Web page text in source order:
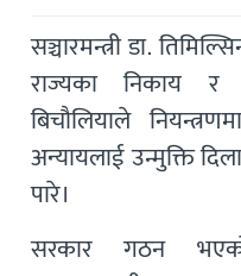
सञ्चारमन्त्री डा.
राज्यका निकाय र
बिचौलियाले
अन्यायलाई उन्मुक्ति
पारे।
सरकार गठन